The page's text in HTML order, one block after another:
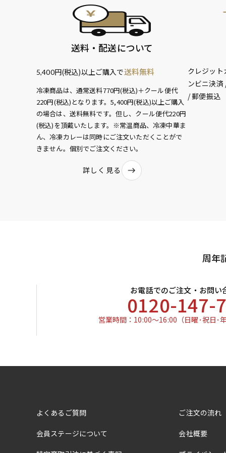
送料・配送について
5,400円(税込)以上ご購入で送料無料
冷凍商品は、通常送料770円(税込)＋クール便代
220円(税込)となります。5,400円(税込)以上ご購入
の場合は、送料無料です。但し、クール便代220円
(税込)を頂戴いたします。※常温商品、冷凍中華ま
ん、冷凍カレーは同時にご注文いただくことがで
きません。個別でご注文ください。
詳しく見る
クレジット
ンビニ決
/ 郵便振込
周年
お電話でのご注文・お問い
0120-147-
営業時間：10:00～16:00 （日曜･祝日･
よくあるご質問 ご注文の流れ
会員ステージについて 会社概要